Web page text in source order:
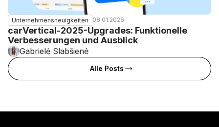
Unternehmensneuigkeiten 08.01.2026
carVertical-2025-Upgrades: Funktionelle
Verbesserungen und Ausblick
Gabrielė Slabšienė
Alle Posts